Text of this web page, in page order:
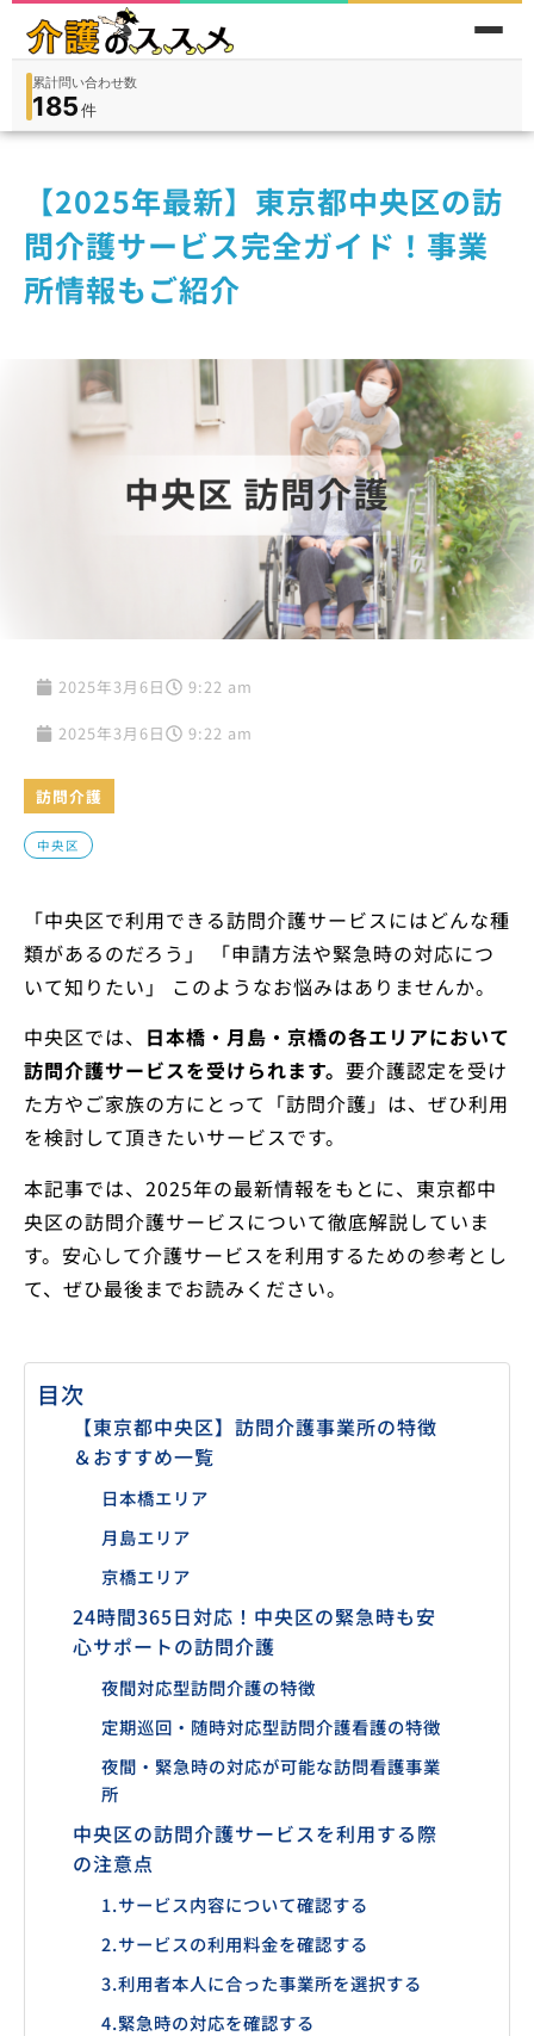
在宅 9,360
累計問い合わせ数
185件
【2025年最新】東京都中央区の訪
問介護サービス完全ガイド！事業
所情報もご紹介
2025年3月6日 9:22 am
2025年3月6日 9:22 am
訪問介護
中央区
「中央区で利用できる訪問介護サービスにはどんな種
類があるのだろう」 「申請方法や緊急時の対応につ
いて知りたい」 このようなお悩みはありませんか。
中央区では、 日本橋・月島・京橋の各エリアにおいて
訪問介護サービスを受けられます。 要介護認定を受け
た方やご家族の方にとって「訪問介護」は、ぜひ利用
を検討して頂きたいサービスです。
本記事では、2025年の最新情報をもとに、東京都中
央区の訪問介護サービスについて徹底解説していま
す。安心して介護サービスを利用するための参考とし
て、ぜひ最後までお読みください。
目次
【東京都中央区】訪問介護事業所の特徴
＆おすすめ一覧
日本橋エリア
月島エリア
京橋エリア
24時間365日対応！中央区の緊急時も安
心サポートの訪問介護
夜間対応型訪問介護の特徴
定期巡回・随時対応型訪問介護看護の特徴
夜間・緊急時の対応が可能な訪問看護事業
所
中央区の訪問介護サービスを利用する際
の注意点
1.サービス内容について確認する
2.サービスの利用料金を確認する
3.利用者本人に合った事業所を選択する
4.緊急時の対応を確認する